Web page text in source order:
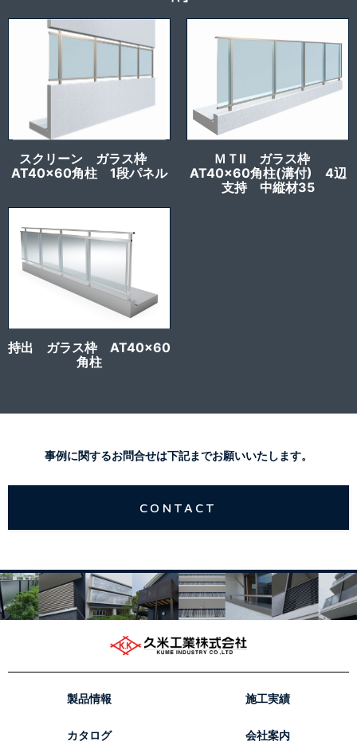
スクリーン ガラス枠
AT40x60角柱 1段パネル
ＭＴⅡ ガラス枠
AT40x60角柱(溝付) 4辺
支持 中縦材35
持出 ガラス枠 AT40x60
角柱
事例に関するお問合せは下記までお願いいたします。
CONTACT
製品情報 施工実績
カタログ 会社案内